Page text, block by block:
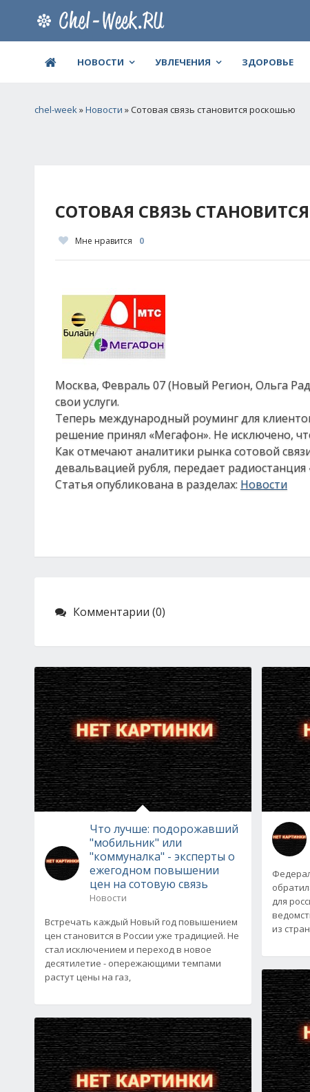
НОВОСТИ УВЛЕЧЕНИЯ ЗДОРОВЬЕ
chel-week»Новости » Сотовая связь становится роскошью
СОТОВАЯ СВЯЗЬ
Мне нравится 0
Москва, Февраль 07 (Новый Регион, Ольга
свои услуги.
Теперь международный роуминг для
решение принял «Мегафон». Не исключено,
Как отмечают аналитики рынка сотовой
девальвацией рубля, передает
Статья опубликована в разделах: Новости
Комментарии (0)
Что лучше: подорожавший
"мобильник" или
"коммуналка" - эксперты о
ежегодном повышении
цен на сотовую связь
Новости
Встречать каждый Новый год повышением
цен становится в России уже традицией. Не
стал исключением и переход в новое
десятилетие - опережающими темпами
растут цены на газ,
для
из стран